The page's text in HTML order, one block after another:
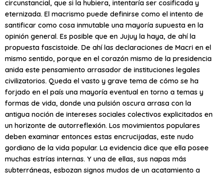
circunstancial, que si la hubiera, intentaría ser cosificada y
eternizada. El macrismo puede definirse como el intento de
santificar como cosa inmutable una mayoría supuesta en la
opinión general. Es posible que en Jujuy la haya, de ahí la
propuesta fascistoide. De ahí las declaraciones de Macri en el
mismo sentido, porque en el corazón mismo de la presidencia
anida este pensamiento arrasador de instituciones legales
civilizatorios. Queda el vasto y grave tema de cómo se ha
forjado en el país una mayoría eventual en torno a temas y
formas de vida, donde una pulsión oscura arrasa con la
antigua noción de intereses sociales colectivos explicitados en
un horizonte de autorreflexión. Los movimientos populares
deben examinar entonces estas encrucijadas, este nudo
gordiano de la vida popular. La evidencia dice que ella posee
muchas estrías internas. Y una de ellas, sus napas más
subterráneas, esbozan signos mudos de un acatamiento a